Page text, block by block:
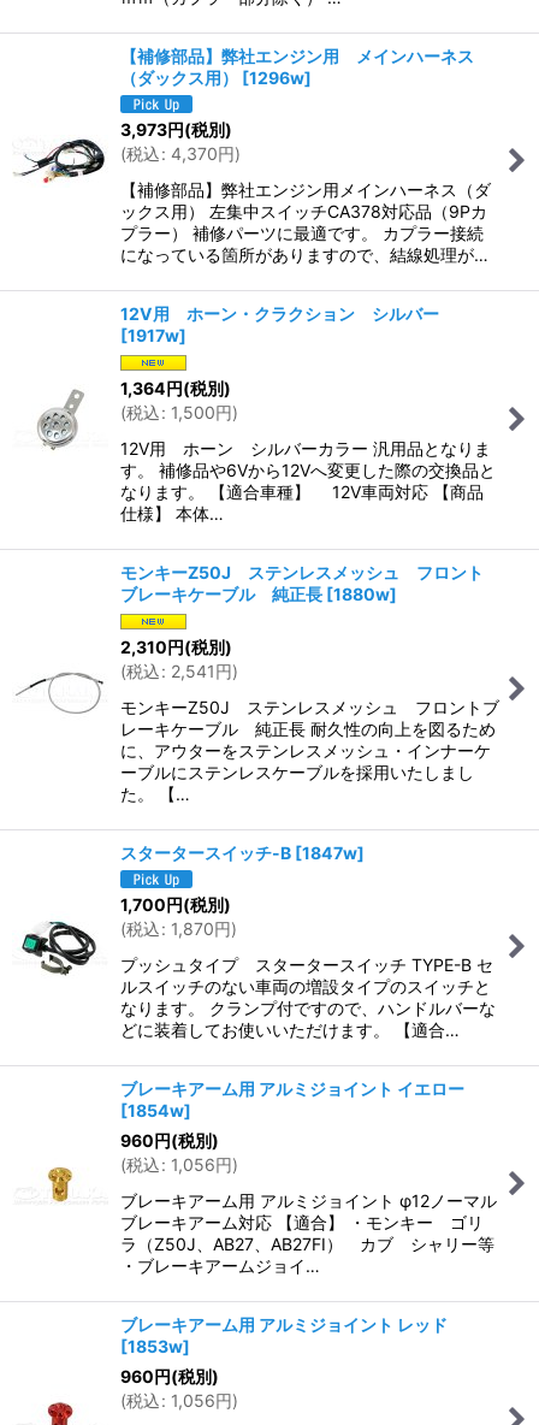
【補修部品】弊社エンジン用 メインハーネス
（ダックス用）
[1296w]
3,973円(税別)
(税込: 4,370円)
【補修部品】弊社エンジン用メインハーネス（ダ
ックス用） 左集中スイッチCA378対応品（9Pカ
プラー） 補修パーツに最適です。 カプラー接続
になっている箇所がありますので、結線処理が…
12V用 ホーン・クラクション シルバー
[1917w]
1,364円(税別)
(税込: 1,500円)
12V用 ホーン シルバーカラー 汎用品となりま
す。 補修品や6Vから12Vへ変更した際の交換品と
なります。 【適合車種】 12V車両対応 【商品
仕様】 本体…
モンキーZ50J ステンレスメッシュ フロント
ブレーキケーブル 純正長 [1880w]
2,310円(税別)
(税込: 2,541円)
モンキーZ50J ステンレスメッシュ フロントブ
レーキケーブル 純正長 耐久性の向上を図るため
に、アウターをステンレスメッシュ・インナーケ
ーブルにステンレスケーブルを採用いたしまし
た。 【…
スタータースイッチ-B [1847w]
1,700円(税別)
(税込: 1,870円)
プッシュタイプ スタータースイッチ TYPE-B セ
ルスイッチのない車両の増設タイプのスイッチと
なります。 クランプ付ですので、ハンドルバーな
どに装着してお使いいただけます。 【適合…
ブレーキアーム用 アルミジョイント イエロー
[1854w]
960円(税別)
(税込: 1,056円)
ブレーキアーム用 アルミジョイント φ12ノーマル
ブレーキアーム対応 【適合】 ・モンキー ゴリ
ラ（Z50J、AB27、AB27FI） カブ シャリー等
・ブレーキアームジョイ…
ブレーキアーム用 アルミジョイント レッド
[1853w]
960円(税別)
(税込: 1,056円)